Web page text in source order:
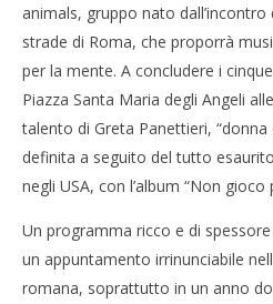
animals, gruppo nato
strade di Roma, che proporrà
per la mente. A concludere i
Piazza Santa Maria degli Angeli
talento di Greta Panettieri,
definita a seguito del tutto
negli USA, con l’album “Non gioco
Un programma ricco e di
un appuntamento irrinunciabile
romana, soprattutto in un anno